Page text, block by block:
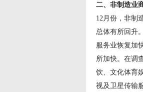
二、非制造业
12月份，非制
总体有所回升。
服务业恢复加
所加快。在调
饮、文化体育
视及卫星传输